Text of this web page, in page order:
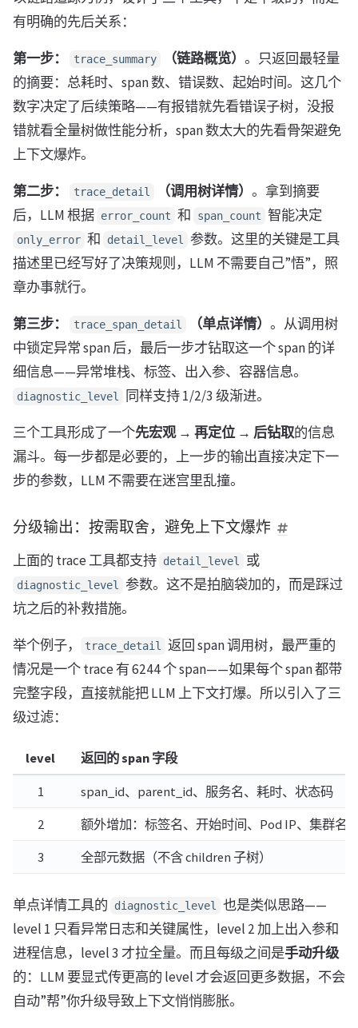
有明确的先后关系：
第一步： trace_summary （链路概览） 。只返回最轻量
的摘要：总耗时、span 数、错误数、起始时间。这几个
数字决定了后续策略——有报错就先看错误子树，没报
错就看全量树做性能分析，span 数太大的先看骨架避免
上下文爆炸。
第二步： trace_detail （调用树详情） 。拿到摘要
后，LLM 根据 error_count 和 span_count 智能决定
only_error 和 detail_level
参数。这里的关键是工具
描述里已经写好了决策规则，LLM 不需要自己”悟”，照
章办事就行。
第三步： trace_span_detail （单点详情） 。从调用树
中锁定异常 span 后，最后一步才钻取这一个 span 的详
细信息——异常堆栈、标签、出入参、容器信息。
diagnostic_level 同样支持 1/2/3 级渐进。
三个工具形成了一个先宏观 → 再定位 → 后钻取的信息
漏斗。每一步都是必要的，上一步的输出直接决定下一
步的参数，LLM 不需要在迷宫里乱撞。
分级输出：按需取舍，避免上下文爆炸
上面的 trace 工具都支持 detail_level 或
diagnostic_level
参数。这不是拍脑袋加的，而是踩过
坑之后的补救措施。
举个例子， trace_detail
返回 span 调用树，最严重的
情况是一个 trace 有 6244 个 span——如果每个 span 都带
完整字段，直接就能把 LLM 上下文打爆。所以引入了三
级过滤：
level 返回的 span 字段
1 span_id、parent_id、服务名、耗时、状态码
2 额外增加：标签名、开始时间、Pod IP、集群名
3 全部元数据（不含 children 子树）
单点详情工具的 diagnostic_level
也是类似思路——
level 1 只看异常日志和关键属性，level 2 加上出入参和
进程信息，level 3 才拉全量。而且每级之间是手动升级
的：LLM 要显式传更高的 level 才会返回更多数据，不会
自动”帮”你升级导致上下文悄悄膨胀。